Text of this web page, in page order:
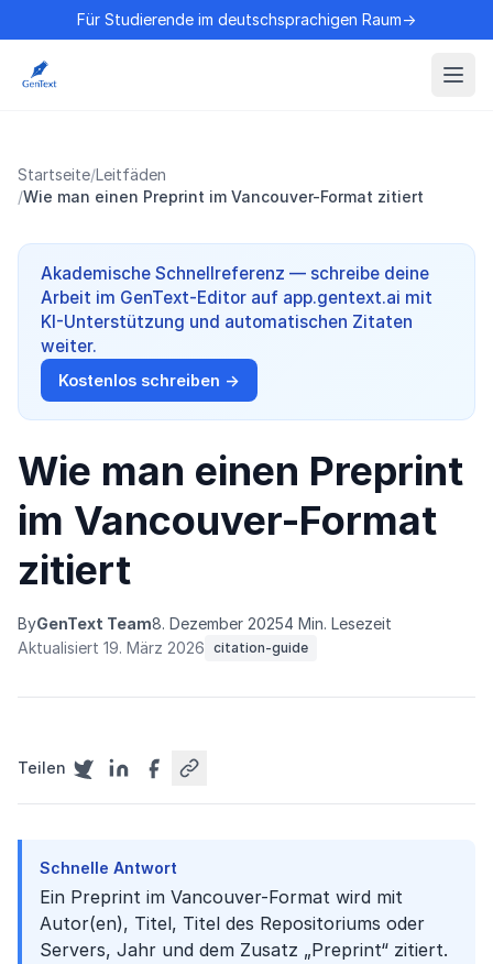
Für Studierende im deutschsprachigen Raum→
Startseite/Leitfäden
/Wie man einen Preprint im Vancouver-Format zitiert
Akademische Schnellreferenz — schreibe deine
Arbeit im GenText-Editor auf app.gentext.ai mit
KI-Unterstützung und automatischen Zitaten
weiter.
Kostenlos schreiben →
Wie man einen Preprint
im Vancouver-Format
zitiert
ByGenText Team8. Dezember 20254 Min. Lesezeit
Aktualisiert 19. März 2026 citation-guide
Teilen
Schnelle Antwort
Ein Preprint im Vancouver-Format wird mit
Autor(en), Titel, Titel des Repositoriums oder
Servers, Jahr und dem Zusatz „Preprint“ zitiert.